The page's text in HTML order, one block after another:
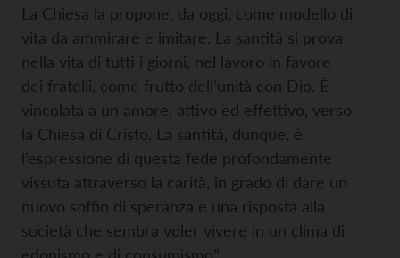
La Chiesa la propone, da oggi, come modello di
vita da ammirare e imitare. La santità si prova
nella vita di tutti i giorni, nel lavoro in favore
dei fratelli, come frutto dell’unità con Dio. È
vincolata a un amore, attivo ed effettivo, verso
la Chiesa di Cristo. La santità, dunque, è
l’espressione di questa fede profondamente
vissuta attraverso la carità, in grado di dare un
nuovo soffio di speranza e una risposta alla
società che sembra voler vivere in un clima di